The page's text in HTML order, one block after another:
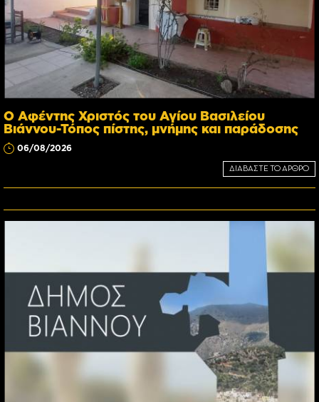
Ο Αφέντης Χριστός του Αγίου Βασιλείου
Βιάννου-Τόπος πίστης, μνήμης και παράδοσης
06/08/2026
ΔΙΑΒΑΣΤΕ ΤΟ ΑΡΘΡΟ